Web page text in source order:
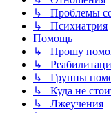
↳ Проблемы со
↳ Психиатрия
Помощь
↳ Прошу
↳
↳ Группы
↳ Куда не
↳ Лжеучения